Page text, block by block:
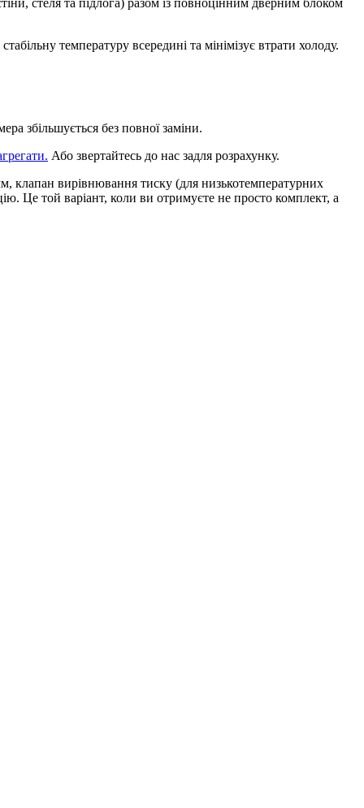
температуру всередині та мінімізує втрати холоду.
збільшується без повної заміни.
Або звертайтесь до нас задля розрахунку.
клапан вирівнювання тиску (для низькотемпературних
Це той варіант, коли ви отримуєте не просто комплект, а